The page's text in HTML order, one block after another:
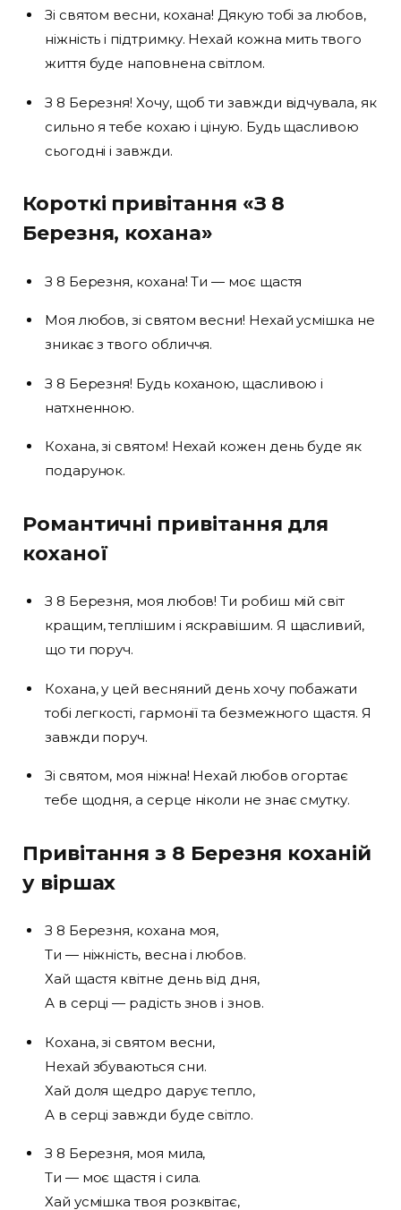
Зі святом весни, кохана! Дякую тобі за любов,
ніжність і підтримку. Нехай кожна мить твого
життя буде наповнена світлом.
З 8 Березня! Хочу, щоб ти завжди відчувала, як
сильно я тебе кохаю і ціную. Будь щасливою
сьогодні і завжди.
Короткі привітання «З 8
Березня, кохана»
З 8 Березня, кохана! Ти — моє щастя
Моя любов, зі святом весни! Нехай усмішка не
зникає з твого обличчя.
З 8 Березня! Будь коханою, щасливою і
натхненною.
Кохана, зі святом! Нехай кожен день буде як
подарунок.
Романтичні привітання для
коханої
З 8 Березня, моя любов! Ти робиш мій світ
кращим, теплішим і яскравішим. Я щасливий,
що ти поруч.
Кохана, у цей весняний день хочу побажати
тобі легкості, гармонії та безмежного щастя. Я
завжди поруч.
Зі святом, моя ніжна! Нехай любов огортає
тебе щодня, а серце ніколи не знає смутку.
Привітання з 8 Березня коханій
у віршах
З 8 Березня, кохана моя,
Ти — ніжність, весна і любов.
Хай щастя квітне день від дня,
А в серці — радість знов і знов.
Кохана, зі святом весни,
Нехай збуваються сни.
Хай доля щедро дарує тепло,
А в серці завжди буде світло.
З 8 Березня, моя мила,
Ти — моє щастя і сила.
Хай усмішка твоя розквітає,